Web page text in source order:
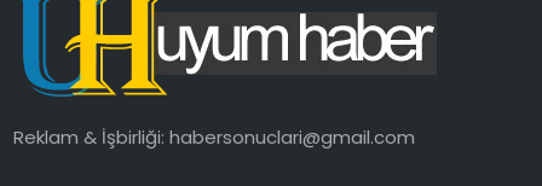
SAĞLIK
MAGAZIN
Reklam & İşbirliği:habersonuclari@gmail.com